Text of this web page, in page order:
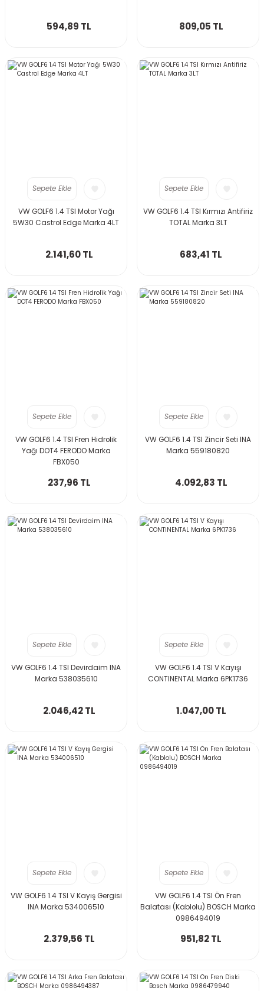
594,89 TL 809,05 TL
Sepete Ekle
VW GOLF6 1.4 TSI Motor Yağı
5W30 Castrol Edge Marka 4LT
2.141,60 TL
Sepete Ekle
VW GOLF6 1.4 TSI Kırmızı Antifiriz
TOTAL Marka 3LT
683,41 TL
Sepete Ekle
VW GOLF6 1.4 TSI Fren Hidrolik
Yağı DOT4 FERODO Marka
FBX050
237,96 TL
Sepete Ekle
VW GOLF6 1.4 TSI Zincir Seti INA
Marka 559180820
4.092,83 TL
Sepete Ekle
VW GOLF6 1.4 TSI Devirdaim INA
Marka 538035610
2.046,42 TL
Sepete Ekle
VW GOLF6 1.4 TSI V Kayışı
CONTINENTAL Marka 6PK1736
1.047,00 TL
Sepete Ekle
VW GOLF6 1.4 TSI V Kayış Gergisi
INA Marka 534006510
2.379,56 TL
Sepete Ekle
VW GOLF6 1.4 TSI Ön Fren
Balatası (Kablolu) BOSCH Marka
0986494019
951,82 TL